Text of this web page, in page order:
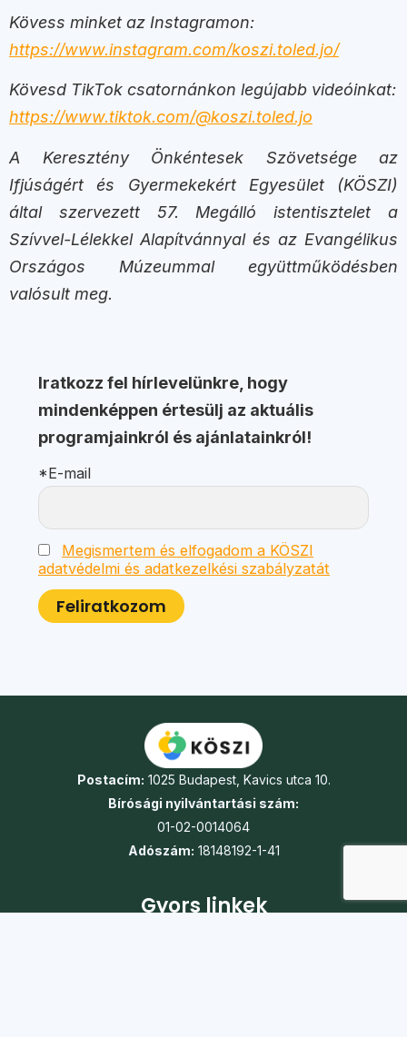
Kövess minket az Instagramon:
https://www.instagram.com/koszi.toled.jo/
Kövesd TikTok csatornánkon legújabb videóinkat:
https://www.tiktok.com/@koszi.toled.jo
A Keresztény Önkéntesek Szövetsége az
Ifjúságért és Gyermekekért Egyesület (KÖSZI)
által szervezett 57. Megálló istentisztelet a
Szívvel-Lélekkel Alapítvánnyal és az Evangélikus
Országos Múzeummal együttműködésben
valósult meg.
Iratkozz fel hírlevelünkre, hogy
mindenképpen értesülj az aktuális
programjainkról és ajánlatainkról!
*E-mail
Megismertem és elfogadom a KÖSZI
adatvédelmi és adatkezelkési szabályzatát
Postacím: 1025 Budapest, Kavics utca 10.
Bírósági nyilvántartási szám:
01-02-0014064
Adószám: 18148192-1-41
Gyors linkek